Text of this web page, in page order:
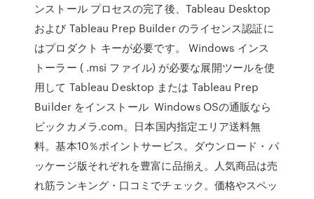
ンストール プロセスの完了後、Tableau Desktop
および Tableau Prep Builder のライセンス認証に
はプロダクト キーが必要です。 Windows インス
トーラー ( .msi ファイル) が必要な展開ツールを使
用して Tableau Desktop または Tableau Prep
Builder をインストール Windows OSの通販なら
ビックカメラ.com。日本国内指定エリア送料無
料。基本10％ポイントサービス。ダウンロード・パ
ッケージ版それぞれを豊富に品揃え。人気商品は売
れ筋ランキング・口コミでチェック。価格やスペッ